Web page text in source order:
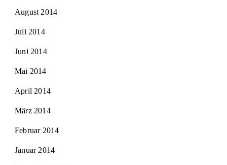
August 2014
Juli 2014
Juni 2014
Mai 2014
April 2014
März 2014
Februar 2014
Januar 2014